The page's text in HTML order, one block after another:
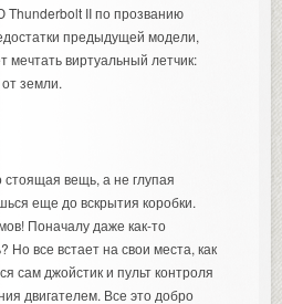
II по прозванию
предыдущей модели,
мечтать виртуальный летчик:
земли.
вещь, а не глупая
еще до вскрытия коробки.
Поначалу даже как-то
Но все встает на свои места, как
сам джойстик и пульт контроля
двигателем. Все это добро